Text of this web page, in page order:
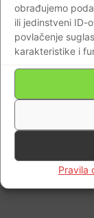
obrađujemo
ili jedinstveni ID-
povlačenje
karakteristike i
Pravila
Impressum
©